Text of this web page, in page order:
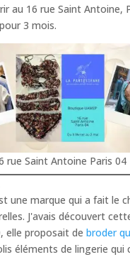
au 16 rue Saint Antoine,
3 mois.
rue Saint Antoine Paris 04
une marque qui a fait le
J'avais découvert
elle proposait de broder
éléments de lingerie qui